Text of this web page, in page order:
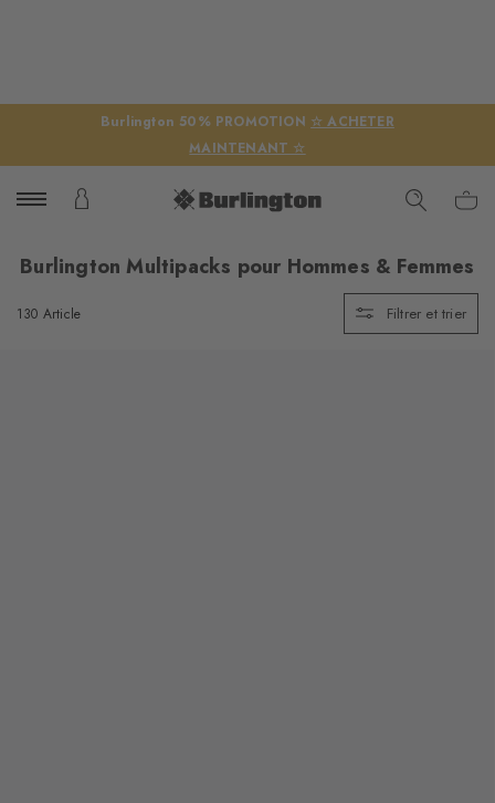
Burlington 50% PROMOTION ☆ ACHETER
MAINTENANT ☆
Burlington Multipacks pour Hommes & Femmes
130 Article Filtrer et trier